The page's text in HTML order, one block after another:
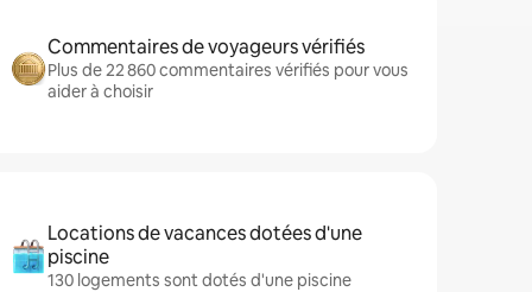
Commentaires de voyageurs vérifiés
Plus de 22 860 commentaires vérifiés pour vous
aider à choisir
Locations de vacances dotées d'une
piscine
130 logements sont dotés d'une piscine